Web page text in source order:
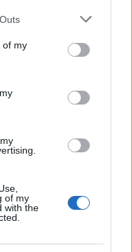
of my
of my
with the
è il bisogno
l’invasione delle
De Meo ha
ed elegante:
regole europee,
cambiarle”.
pensate in un